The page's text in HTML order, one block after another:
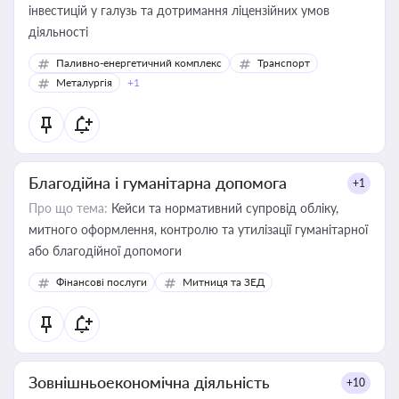
інвестицій у галузь та дотримання ліцензійних умов
діяльності
Паливно-енергетичний комплекс
Транспорт
Металургія
+1
Благодійна і гуманітарна допомога +1
Про що тема: Кейси та нормативний супровід обліку,
митного оформлення, контролю та утилізації гуманітарної
або благодійної допомоги
Фінансові послуги Митниця та ЗЕД
Зовнішньоекономічна діяльність +10